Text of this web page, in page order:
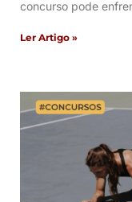
concurso pode
Ler Artigo »